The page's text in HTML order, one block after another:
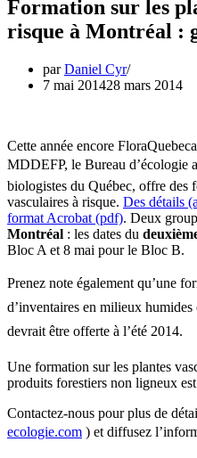
Formation sur les
risque à Montréal :
parDaniel Cyr
7 mai 201428 mars 2014
Cette année encore
MDDEFP, le Bureau d’écologie
biologistes du Québec, offre des
vasculaires à risque. Des détails
format Acrobat (pdf). Deux
Montréal : les dates du
Bloc A et 8 mai pour le Bloc B.
Prenez note également qu’une
d’inventaires en milieux
devrait être offerte à l’été 2014.
Une formation sur les plantes
produits forestiers non ligneux
Contactez-nous pour plus de
ecologie.com ) et diffusez